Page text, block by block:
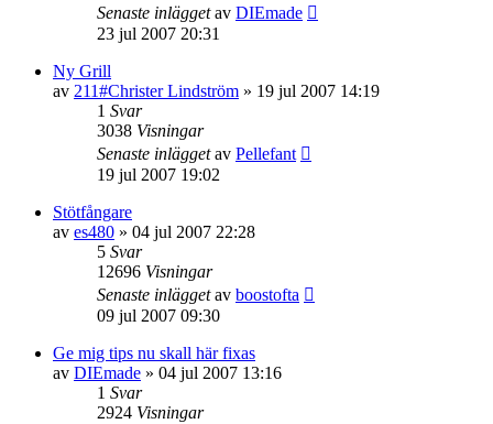
Senaste inläggetav DIEmade
23 jul 2007 20:31
Ny Grill
av 211#Christer Lindström » 19 jul 2007 14:19
1 Svar
3038 Visningar
Senaste inläggetav Pellefant
19 jul 2007 19:02
Stötfångare
av es480 » 04 jul 2007 22:28
5 Svar
12696 Visningar
Senaste inläggetav boostofta
09 jul 2007 09:30
Ge mig tips nu skall här fixas
av DIEmade » 04 jul 2007 13:16
1 Svar
2924 Visningar